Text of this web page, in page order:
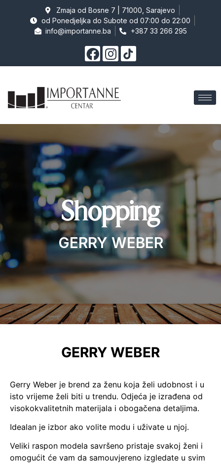
Zmaja od Bosne 7 | 71000, Sarajevo
od Ponedjeljka do Subote od 07:00 do 22:00
info@importanne.ba
+387 33 266 295
Shopping
GERRY WEBER
GERRY WEBER
Gerry Weber je brend za ženu koja želi udobnost i u
isto vrijeme želi biti u trendu. Odjeća je izrađena od
visokokvalitetnih materijala i obogačena detaljima.
Idealan je izbor ako volite modu i uživate u njoj.
Veliki raspon modela savršeno pristaje svakoj ženi i
omogućit će vam da samouvjereno izgledate u svim